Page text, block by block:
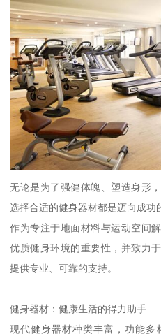
无论是为了强健体魄、塑造身形
选择合适的健身器材都是迈向成功
作为专注于地面材料与运动空间
优质健身环境的重要性，并致力
提供专业、可靠的支持。
健身器材：健康生活的得力助手
现代健身器材种类丰富，功能